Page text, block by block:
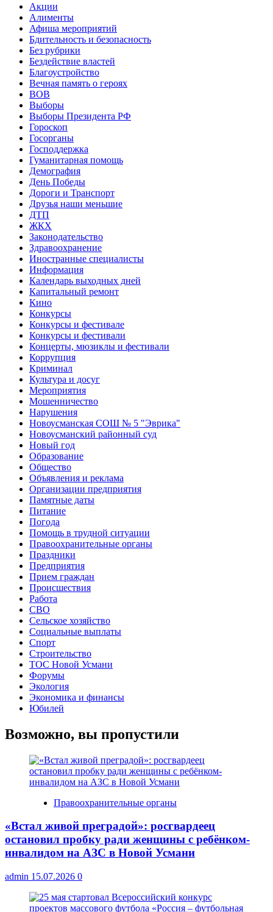
Акции
Алименты
Афиша мероприятий
Бдительность и безопасность
Без рубрики
Бездействие властей
Благоустройство
Вечная память о героях
ВОВ
Выборы
Выборы Президента РФ
Гороскоп
Госорганы
Господдержка
Гуманитарная помощь
Демография
День Победы
Дороги и Транспорт
Друзья наши меньшие
ДТП
ЖКХ
Законодательство
Здравоохранение
Иностранные специалисты
Информация
Календарь выходных дней
Капитальный ремонт
Кино
Конкурсы
Конкурсы и фестивале
Конкурсы и фестивали
Концерты, мюзиклы и фестивали
Коррупция
Криминал
Культура и досуг
Мероприятия
Мошенничество
Нарушения
Новоусманская СОШ № 5 "Эврика"
Новоусманский районный суд
Новый год
Образование
Общество
Объявления и реклама
Организации предприятия
Памятные даты
Питание
Погода
Помощь в трудной ситуации
Правоохранительные органы
Праздники
Предприятия
Прием граждан
Происшествия
Работа
СВО
Сельское хозяйство
Социальные выплаты
Спорт
Строительство
ТОС Новой Усмани
Форумы
Экология
Экономика и финансы
Юбилей
Возможно, вы пропустили
Правоохранительные органы
«Встал живой преградой»: росгвардеец
остановил пробку ради женщины с ребёнком-
инвалидом на АЗС в Новой Усмани
admin 15.07.2026 0